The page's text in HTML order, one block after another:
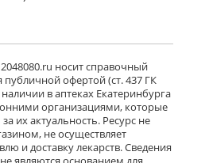
носит справочный
публичной офертой (ст. 437 ГК
в аптеках Екатеринбурга
организациями, которые
их актуальность. Ресурс не
не осуществляет
и доставку лекарств. Сведения